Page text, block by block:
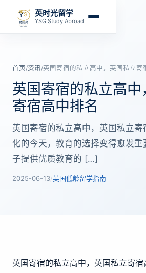
英时光留学
YSG Study Abroad
首页/资讯/英国寄宿的私立高中，英国私立寄
英国寄宿的私立高
寄宿高中排名
英国寄宿的私立高中，英国私立
化的今天，教育的选择变得愈发
子提供优质教育的 […]
2025-06-13/英国低龄留学指南
英国寄宿的私立高中，英国私立寄宿